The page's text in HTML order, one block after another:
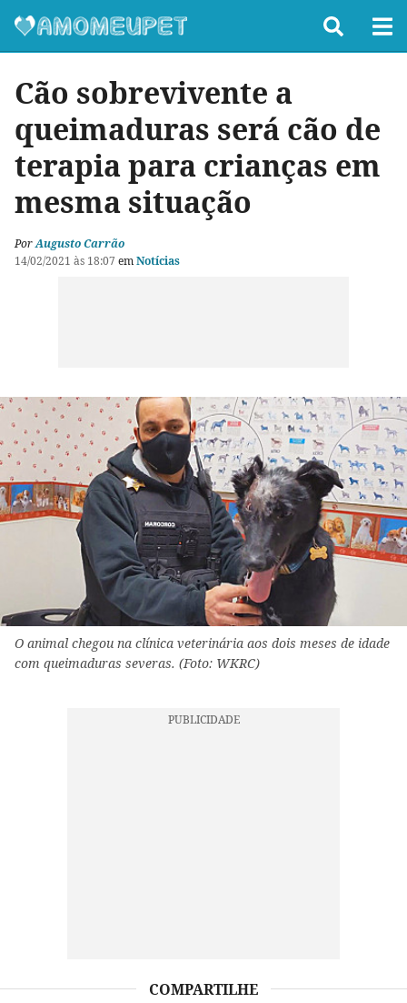
Cão sobrevivente a
queimaduras será cão de
terapia para crianças em
mesma situação
PorAugusto Carrão
14/02/2021 às 18:07 emNotícias
O animal chegou na clínica veterinária aos dois meses de idade
com queimaduras severas. (Foto: WKRC)
COMPARTILHE